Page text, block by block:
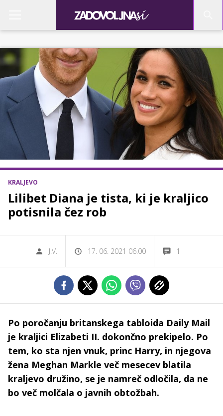
KRALJEVO
Lilibet Diana je tista, ki je kraljico
potisnila čez rob
J.V. 17. 06. 2021 06.00 1
Po poročanju britanskega tabloida Daily Mail
je kraljici Elizabeti II. dokončno prekipelo. Po
tem, ko sta njen vnuk, princ Harry, in njegova
žena Meghan Markle več mesecev blatila
kraljevo družino, se je namreč odločila, da ne
bo več molčala o javnih obtožbah.